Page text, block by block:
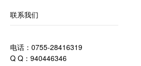
联系我们
电话：0755-28416319
Q Q：940446346